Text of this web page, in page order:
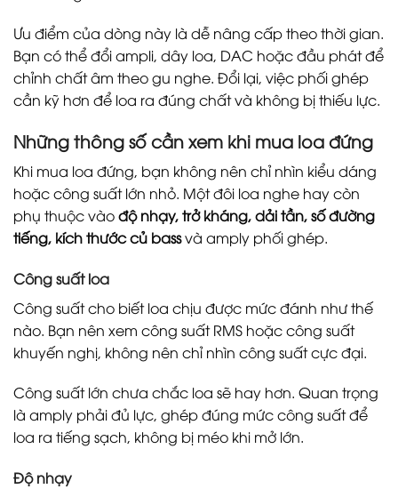
Ưu điểm của dòng này là dễ nâng cấp theo thời gian.
Bạn có thể đổi ampli, dây loa, DAC hoặc đầu phát để
chỉnh chất âm theo gu nghe. Đổi lại, việc phối ghép
cần kỹ hơn để loa ra đúng chất và không bị thiếu lực.
Những thông số cần xem khi mua loa đứng
Khi mua loa đứng, bạn không nên chỉ nhìn kiểu dáng
hoặc công suất lớn nhỏ. Một đôi loa nghe hay còn
phụ thuộc vàođộ nhạy, trở kháng, dải tần, số đường
tiếng, kích thước củ bassvà amply phối ghép.
Công suất loa
Công suất cho biết loa chịu được mức đánh như thế
nào. Bạn nên xem công suất RMS hoặc công suất
khuyến nghị, không nên chỉ nhìn công suất cực đại.
Công suất lớn chưa chắc loa sẽ hay hơn. Quan trọng
là amply phải đủ lực, ghép đúng mức công suất để
loa ra tiếng sạch, không bị méo khi mở lớn.
Độ nhạy